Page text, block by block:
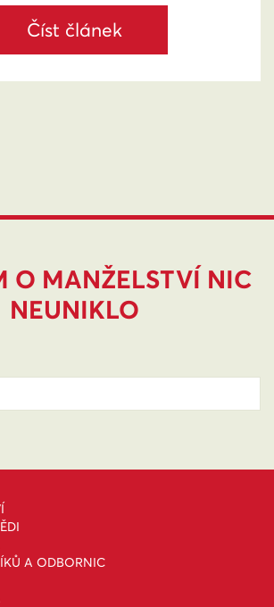
Číst článek
O MANŽELSTVÍ NIC
NEUNIKLO
A ODBORNIC